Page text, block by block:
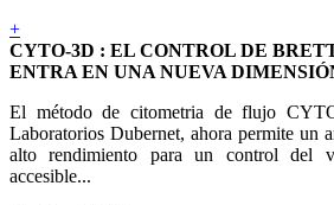
+
CYTO-3D : EL CONTROL DE
ENTRA EN UNA NUEVA
El método de citometria de flujo
Laboratorios Dubernet, ahora permite un
alto rendimiento para un control del
accesible...